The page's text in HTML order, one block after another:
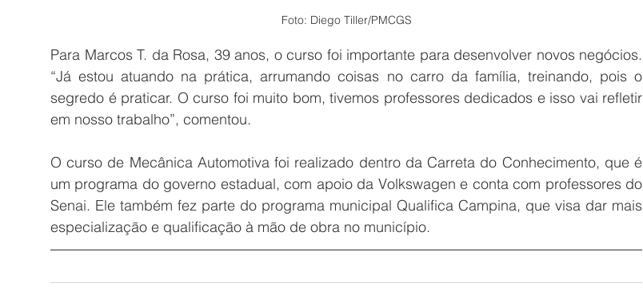
Foto: Diego Tiller/PMCGS
Para Marcos T. da Rosa, 39 anos, o curso foi importante para desenvolver novos negócios.
“Já estou atuando na prática, arrumando coisas no carro da família, treinando, pois o
segredo é praticar. O curso foi muito bom, tivemos professores dedicados e isso vai refletir
em nosso trabalho”, comentou.
O curso de Mecânica Automotiva foi realizado dentro da Carreta do Conhecimento, que é
um programa do governo estadual, com apoio da Volkswagen e conta com professores do
Senai. Ele também fez parte do programa municipal Qualifica Campina, que visa dar mais
especialização e qualificação à mão de obra no município.